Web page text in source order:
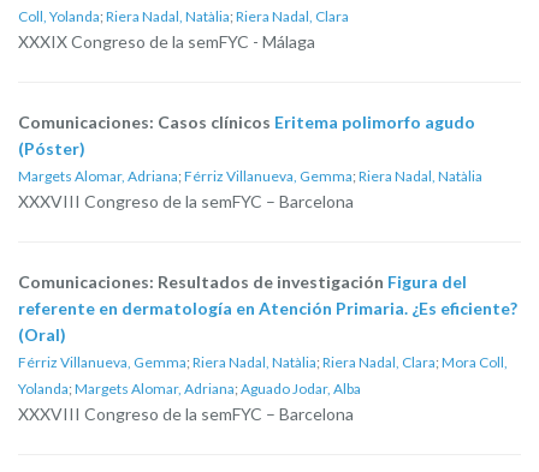
Coll, Yolanda; Riera Nadal, Natàlia; Riera Nadal, Clara
XXXIX Congreso de la semFYC - Málaga
Comunicaciones: Casos clínicos Eritema polimorfo agudo
(Póster)
Margets Alomar, Adriana; Férriz Villanueva, Gemma; Riera Nadal, Natàlia
XXXVIII Congreso de la semFYC – Barcelona
Comunicaciones: Resultados de investigación Figura del
referente en dermatología en Atención Primaria. ¿Es eficiente?
(Oral)
Férriz Villanueva, Gemma; Riera Nadal, Natàlia; Riera Nadal, Clara; Mora Coll,
Yolanda; Margets Alomar, Adriana; Aguado Jodar, Alba
XXXVIII Congreso de la semFYC – Barcelona